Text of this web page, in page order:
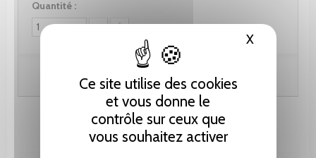
Ce site utilise des cookies
et vous donne le
contrôle sur ceux que
vous souhaitez activer
XMasquer
Quantité :
Ajouter au panier